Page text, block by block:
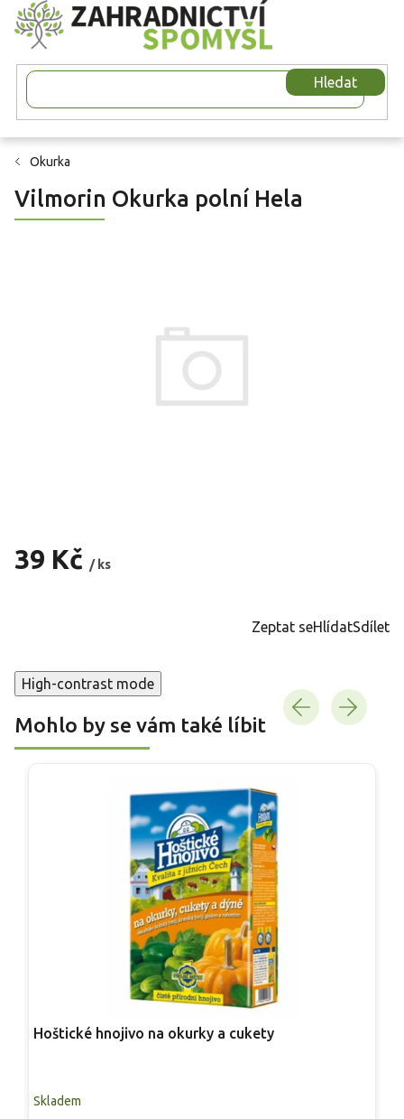
Přejít
na
obsah
Hledat
Okurka
Vilmorin Okurka polní Hela
39 Kč / ks
Zeptat seHlídatSdílet
High-contrast mode
Mohlo by se vám také líbit
Hoštické hnojivo na okurky a cukety
Skladem